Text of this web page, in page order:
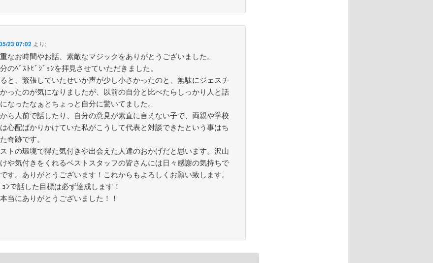
23 07:02 より:
なお時間やお話、素敵なマジックをありがとうございました。
のﾍﾞｽﾄﾋﾞｼﾞｮﾝを拝見させていただきました。
と、緊張していたせいか声が少し小さかったのと、無駄にジェスチ
ったのが気になりましたが、以前の自分と比べたらしっかり人と話
なったなぁとちょっと自分に驚いてました。
ら人前で話したり、自分の意見が素直に言えない子で、両親や学校
心配ばかりかけていた私がこうして代表と対談できたという事はち
奇跡です。
トの環境で得た気付きや出会えた人達のおかげだと思います。沢山
や気付きをくれるベストスタッフの皆さんには日々感謝の気持ちで
す。ありがとうございます！これからもよろしくお願い致します。
ｮﾝで話した目標は必ず達成します！
当にありがとうございました！！